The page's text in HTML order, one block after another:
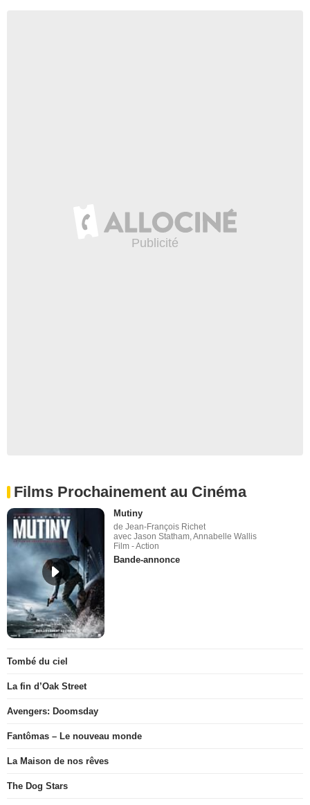
Films Prochainement au Cinéma
Mutiny
de Jean-François Richet
avec Jason Statham, Annabelle Wallis
Film - Action
Bande-annonce
Tombé du ciel
La fin d’Oak Street
Avengers: Doomsday
Fantômas – Le nouveau monde
La Maison de nos rêves
The Dog Stars